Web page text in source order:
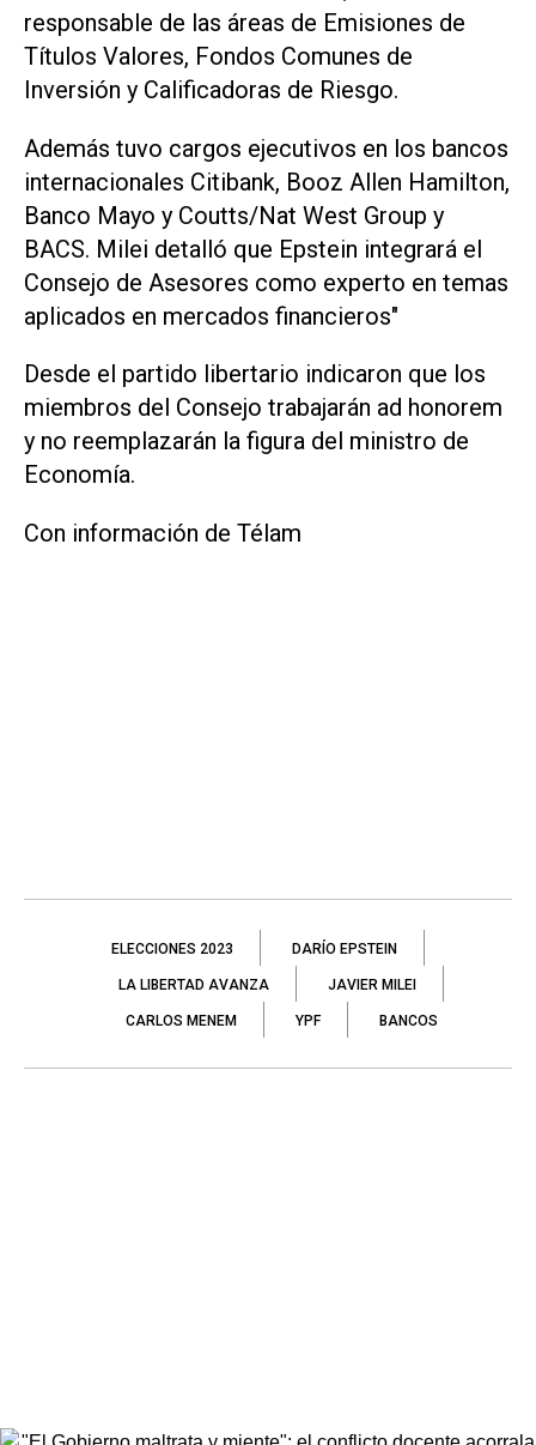
responsable de las áreas de Emisiones de
Títulos Valores, Fondos Comunes de
Inversión y Calificadoras de Riesgo.
Además tuvo cargos ejecutivos en los bancos
internacionales Citibank, Booz Allen Hamilton,
Banco Mayo y Coutts/Nat West Group y
BACS. Milei detalló que Epstein integrará el
Consejo de Asesores como experto en temas
aplicados en mercados financieros"
Desde el partido libertario indicaron que los
miembros del Consejo trabajarán ad honorem
y no reemplazarán la figura del ministro de
Economía.
Con información de Télam
ELECCIONES 2023 DARÍO EPSTEIN
LA LIBERTAD AVANZA JAVIER MILEI
CARLOS MENEM YPF BANCOS